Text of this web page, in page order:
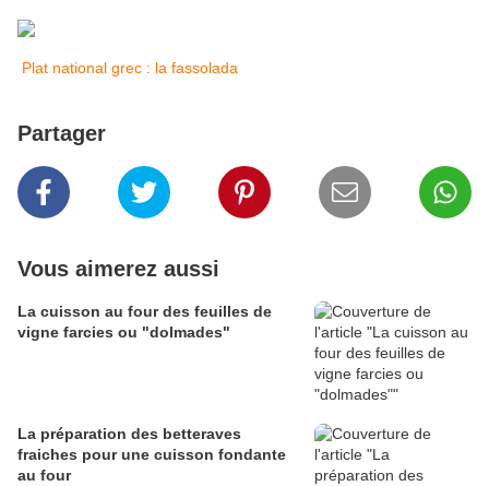
Plat national grec : la fassolada
Partager
Vous aimerez aussi
La cuisson au four des feuilles de
vigne farcies ou "dolmades"
La préparation des betteraves
fraiches pour une cuisson fondante
au four